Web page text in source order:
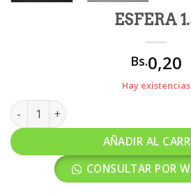
ESFERA
Bs.0,20
Hay existencias
ESFERA 1.5 cantidad
AÑADIR AL
CONSULTAR POR